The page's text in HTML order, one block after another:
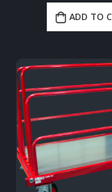
ADD TO